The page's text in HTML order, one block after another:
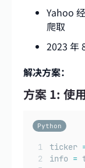
Yahoo
爬取
2023 年
解决方案：
方案 1: 使
Python
ticker
info =